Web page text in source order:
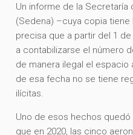
Un informe de la Secretaría
(Sedena) –cuya copia tiene
precisa que a partir del 1
a contabilizarse el número
de manera ilegal el espacio
de esa fecha no se tiene
ilícitas.
Uno de esos hechos
que en 2020, las cinco